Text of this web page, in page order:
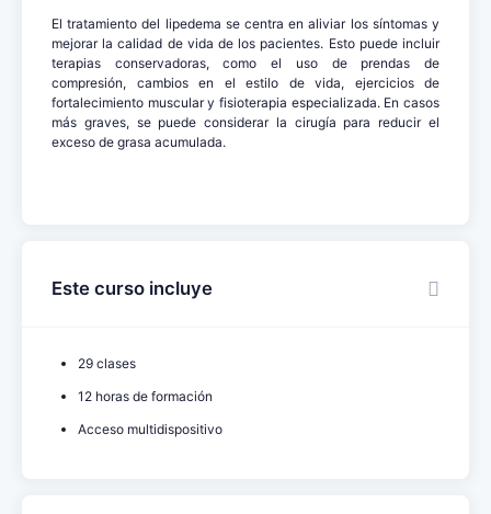
El tratamiento del lipedema se centra en aliviar los síntomas y
mejorar la calidad de vida de los pacientes. Esto puede incluir
terapias conservadoras, como el uso de prendas de
compresión, cambios en el estilo de vida, ejercicios de
fortalecimiento muscular y fisioterapia especializada. En casos
más graves, se puede considerar la cirugía para reducir el
exceso de grasa acumulada.
Este curso incluye
29 clases
12 horas de formación
Acceso multidispositivo